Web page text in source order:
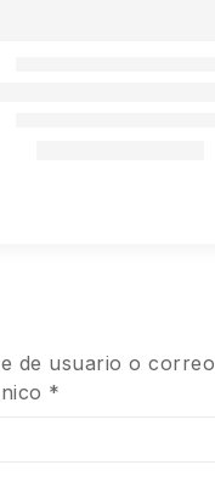
de usuario o correo
*